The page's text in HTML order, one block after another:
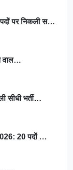
पर निकली स…
वाल…
सीधी भर्ती…
20 पदों …